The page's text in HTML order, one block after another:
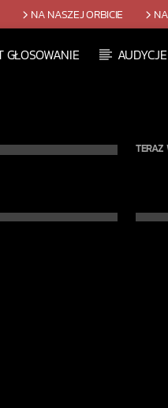
NA NASZEJ ORBICIE
GŁOSOWANIE AUDYCJE
TERAZ